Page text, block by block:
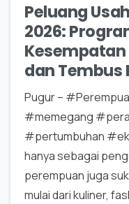
Peluang
2026:
Kesempatan
dan Tembus
Pugur –
#memegang
#pertumbuhan
hanya sebagai
perempuan juga
mulai dari kuliner,